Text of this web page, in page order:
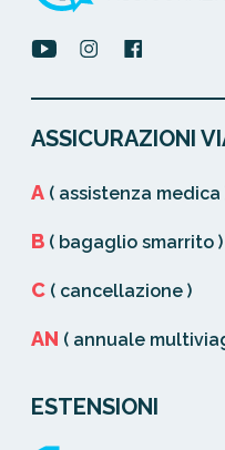
ASSICURAZIONI
A ( assistenza medica
B ( bagaglio smarrito )
C ( cancellazione )
AN ( annuale
ESTENSIONI